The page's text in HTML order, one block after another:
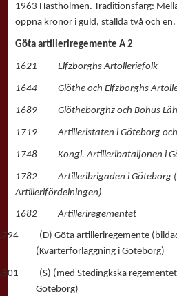
1963 Hästholmen. Traditionsfärg:
öppna kronor i guld, ställda två och en.
Göta artilleriregemente A 2
1621 Elfzborghs Artolleriefolk
1644 Giöthe och Elfzborghs
1689 Giötheborghz och Bohus
1719 Artilleristaten i Göteborg och
1748 Kongl. Artilleribataljonen i
1782 Artilleribrigaden i Göteborg
Artillerifördelningen)
1682 Artilleriregementet
(D) Göta artilleriregemente
(Kvarterförläggning i Göteborg)
(S) (med Stedingkska regementet,
Göteborg)